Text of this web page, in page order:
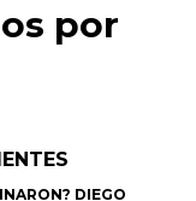
por
DIEGO